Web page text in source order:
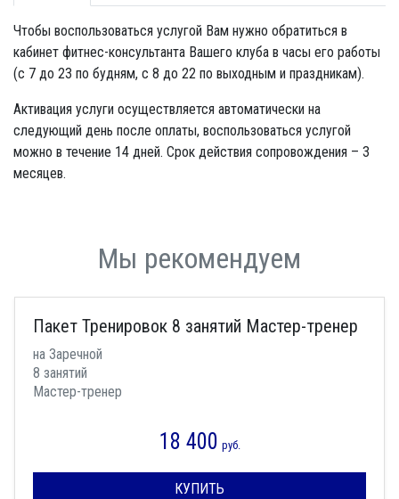
Чтобы воспользоваться услугой Вам нужно обратиться в
кабинет фитнес-консультанта Вашего клуба в часы его работы
(с 7 до 23 по будням, с 8 до 22 по выходным и праздникам).
Активация услуги осуществляется автоматически на
следующий день после оплаты, воспользоваться услугой
можно в течение 14 дней. Срок действия сопровождения – 3
месяцев.
Мы рекомендуем
Пакет Тренировок 8 занятий Мастер-тренер
на Заречной
8 занятий
Мастер-тренер
18 400 руб.
КУПИТЬ